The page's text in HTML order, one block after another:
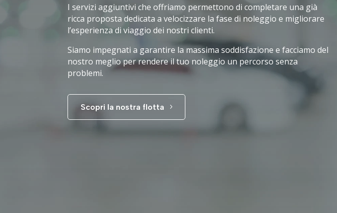
I servizi aggiuntivi che offriamo permettono di completare una già
ricca proposta dedicata a velocizzare la fase di noleggio e migliorare
l’esperienza di viaggio dei nostri clienti.
Siamo impegnati a garantire la massima soddisfazione e facciamo del
nostro meglio per rendere il tuo noleggio un percorso senza
problemi.
Scopri la nostra flotta